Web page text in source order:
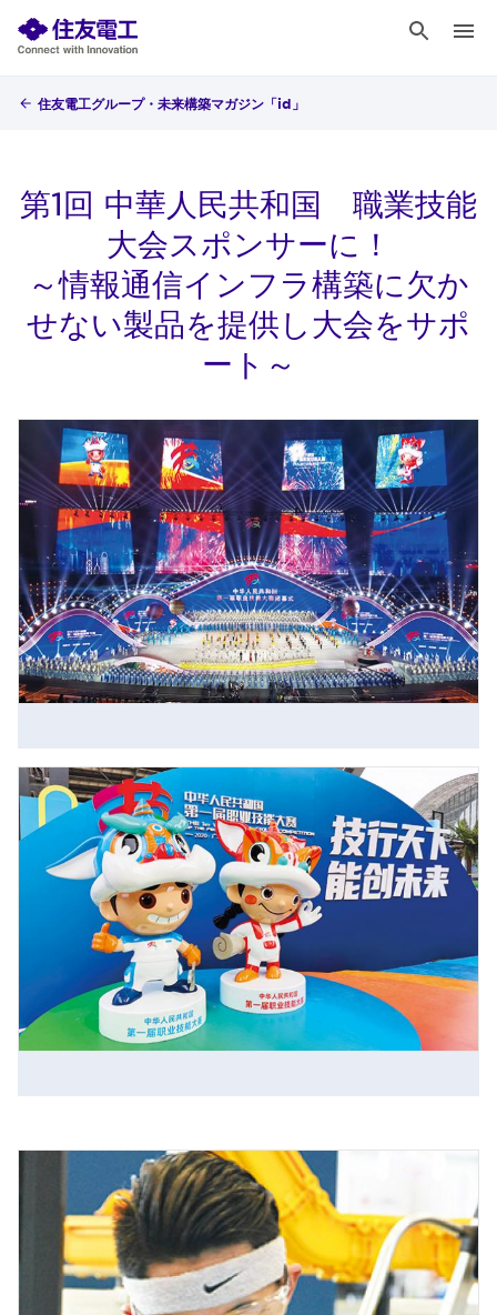
住友電工グループ・未来構築マガジン「id」
第1回 中華人民共和国 職業技能
大会スポンサーに！
～情報通信インフラ構築に欠か
せない製品を提供し大会をサポ
ート～